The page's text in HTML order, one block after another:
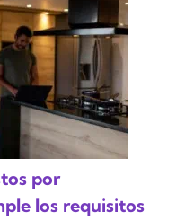
por
los requisitos